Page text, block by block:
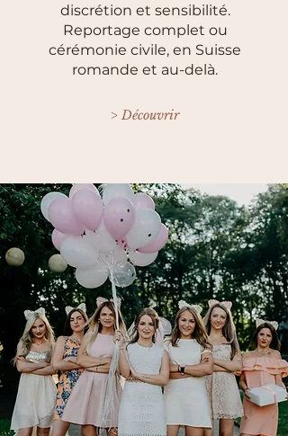
discrétion et sensibilité.
Reportage complet ou
cérémonie civile, en Suisse
romande et au-delà.
> Découvrir